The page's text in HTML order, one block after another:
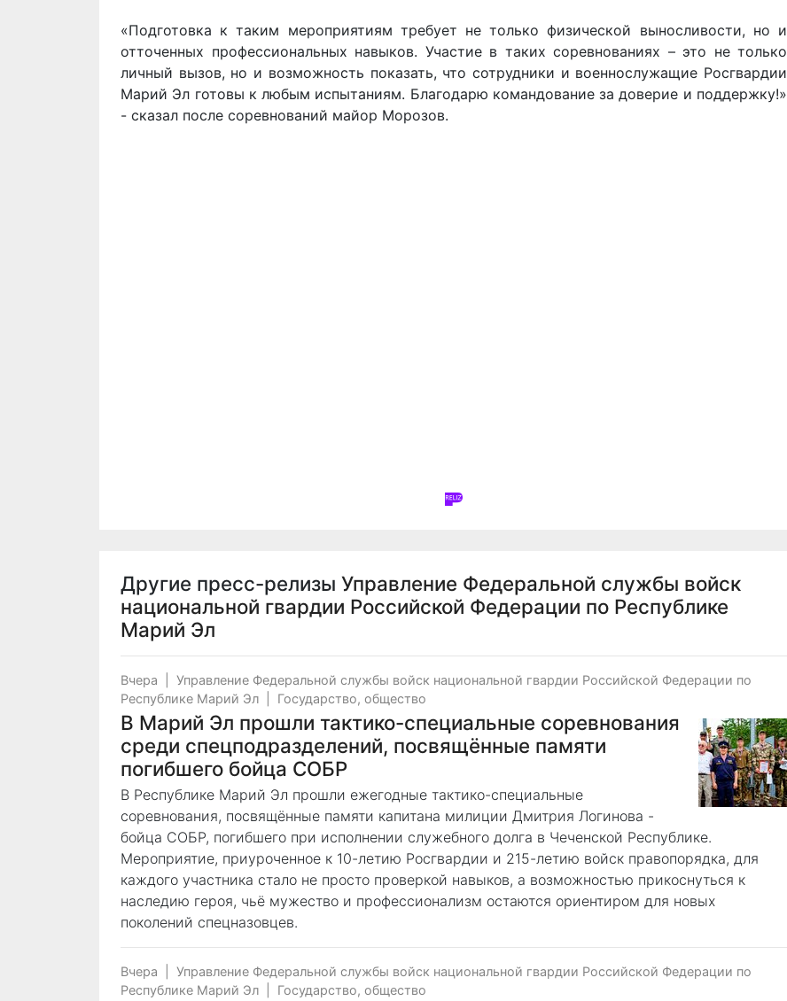
«Подготовка к таким мероприятиям требует не только физической выносливости, но и
отточенных профессиональных навыков. Участие в таких соревнованиях – это не только
личный вызов, но и возможность показать, что сотрудники и военнослужащие Росгвардии
Марий Эл готовы к любым испытаниям. Благодарю командование за доверие и поддержку!»
- сказал после соревнований майор Морозов.
Другие пресс-релизы Управление Федеральной службы войск
национальной гвардии Российской Федерации по Республике
Марий Эл
Вчера
Управление Федеральной службы войск национальной гвардии Российской Федерации по
Республике Марий Эл
Государство, общество
В Марий Эл прошли тактико-специальные соревнования
среди спецподразделений, посвящённые памяти
погибшего бойца СОБР
В Республике Марий Эл прошли ежегодные тактико-специальные
соревнования, посвящённые памяти капитана милиции Дмитрия Логинова -
бойца СОБР, погибшего при исполнении служебного долга в Чеченской Республике.
Мероприятие, приуроченное к 10-летию Росгвардии и 215-летию войск правопорядка, для
каждого участника стало не просто проверкой навыков, а возможностью прикоснуться к
наследию героя, чьё мужество и профессионализм остаются ориентиром для новых
поколений спецназовцев.
Вчера
Управление Федеральной службы войск национальной гвардии Российской Федерации по
Республике Марий Эл
Государство, общество